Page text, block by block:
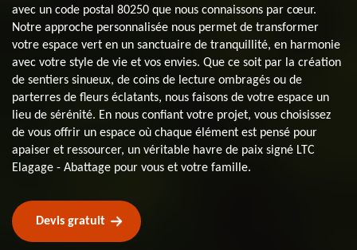
avec un code postal 80250 que nous connaissons par cœur.
Notre approche personnalisée nous permet de transformer
votre espace vert en un sanctuaire de tranquillité, en harmonie
avec votre style de vie et vos envies. Que ce soit par la création
de sentiers sinueux, de coins de lecture ombragés ou de
parterres de fleurs éclatants, nous faisons de votre espace un
lieu de sérénité. En nous confiant votre projet, vous choisissez
de vous offrir un espace où chaque élément est pensé pour
apaiser et ressourcer, un véritable havre de paix signé LTC
Elagage - Abattage pour vous et votre famille.
Devis gratuit